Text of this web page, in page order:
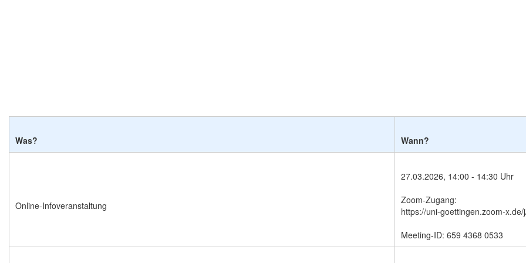
Was? Wann?
Online-Infoveranstaltung
27.03.2026, 14:00 - 14:30 Uhr
Zoom-Zugang:
https://uni-goettingen.zoom-
Meeting-ID: 659 4368 0533